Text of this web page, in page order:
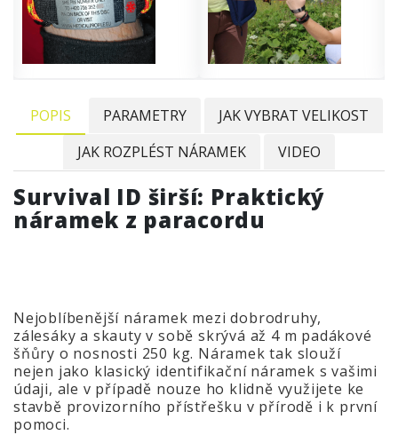
POPIS PARAMETRY
JAK VYBRAT VELIKOST
JAK ROZPLÉST NÁRAMEK
VIDEO
Survival ID širší: Praktický
náramek z paracordu
Nejoblíbenější náramek mezi dobrodruhy,
zálesáky a skauty v sobě skrývá až 4 m padákové
šňůry o nosnosti 250 kg. Náramek tak slouží
nejen jako klasický identifikační náramek s vašimi
údaji, ale v případě nouze ho klidně využijete ke
stavbě provizorního přístřešku v přírodě i k první
pomoci.